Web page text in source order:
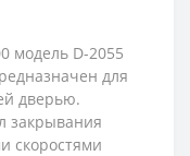
модель D-2055
для
дверью.
закрывания
скоростями